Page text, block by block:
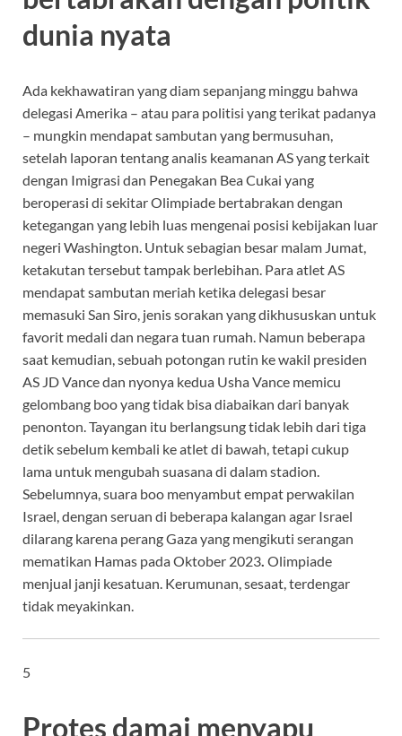
dunia nyata
Ada kekhawatiran yang diam sepanjang minggu bahwa
delegasi Amerika – atau para politisi yang terikat padanya
– mungkin mendapat sambutan yang bermusuhan,
setelah laporan tentang analis keamanan AS yang terkait
dengan Imigrasi dan Penegakan Bea Cukai yang
beroperasi di sekitar Olimpiade bertabrakan dengan
ketegangan yang lebih luas mengenai posisi kebijakan luar
negeri Washington. Untuk sebagian besar malam Jumat,
ketakutan tersebut tampak berlebihan. Para atlet AS
mendapat sambutan meriah ketika delegasi besar
memasuki San Siro, jenis sorakan yang dikhususkan untuk
favorit medali dan negara tuan rumah. Namun beberapa
saat kemudian, sebuah potongan rutin ke wakil presiden
AS JD Vance dan nyonya kedua Usha Vance memicu
gelombang boo yang tidak bisa diabaikan dari banyak
penonton. Tayangan itu berlangsung tidak lebih dari tiga
detik sebelum kembali ke atlet di bawah, tetapi cukup
lama untuk mengubah suasana di dalam stadion.
Sebelumnya, suara boo menyambut empat perwakilan
Israel, dengan seruan di beberapa kalangan agar Israel
dilarang karena perang Gaza yang mengikuti serangan
mematikan Hamas pada Oktober 2023. Olimpiade
menjual janji kesatuan. Kerumunan, sesaat, terdengar
tidak meyakinkan.
5
Protes damai menyapu